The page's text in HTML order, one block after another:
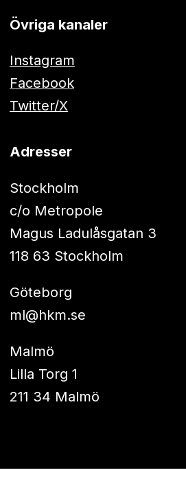
Övriga kanaler
Instagram
Facebook
Twitter/X
Adresser
Stockholm
c/o Metropole
Magus Ladulåsgatan 3
118 63 Stockholm
Göteborg
ml@hkm.se
Malmö
Lilla Torg 1
211 34 Malmö